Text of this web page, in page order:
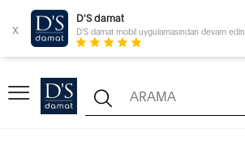
x
D'S damat
D'S damat mobil uygulamasından devam edin